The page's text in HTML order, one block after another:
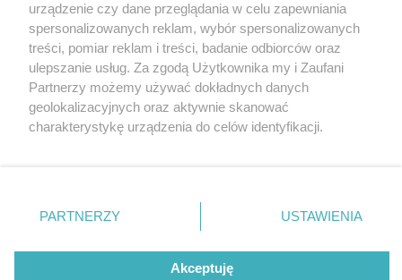
2 / 0
Nie zapomnij
zapoznać się z:
polityką prywatności regulamin korzystania z portali
Twojemiasto
Piekary Śląskie
Chorzów
Tarnowskie Góry
Gliwice
Skontakuj sięz nami
Kontakt
Wydawca
Redakcja
urządzenie czy dane przeglądania w celu zapewniania
spersonalizowanych reklam, wybór spersonalizowanych
treści, pomiar reklam i treści, badanie odbiorców oraz
ulepszanie usług. Za zgodą Użytkownika my i Zaufani
Partnerzy możemy używać dokładnych danych
geolokalizacyjnych oraz aktywnie skanować
charakterystykę urządzenia do celów identyfikacji.
zmienić/wycofać klikając przycisk ustawień prywatności
znajdujący się w lewym dolnym rogu strony
rodzaje przetwarzania danych nie wymagają zgody
użytkownika, ale masz prawo sprzeciwić się takiemu
PARTNERZY USTAWIENIA
Akceptuję